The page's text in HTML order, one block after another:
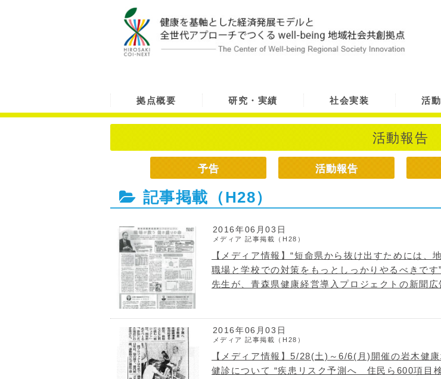
拠点概要 研究・実績 社会実装 活
活動報告
予告 活動報告
記事掲載（H28）
2016年06月03日
メディア 記事掲載（H28）
【メディア情報】“短命県から抜け出すためには、
職場と学校での対策をもっとしっかりやるべきで
先生が、青森県健康経営導入プロジェクトの新聞広
2016年06月03日
メディア 記事掲載（H28）
【メディア情報】5/28(土)～6/6(月)開催の岩木健
健診について “疾患リスク予測へ 住民ら600項目